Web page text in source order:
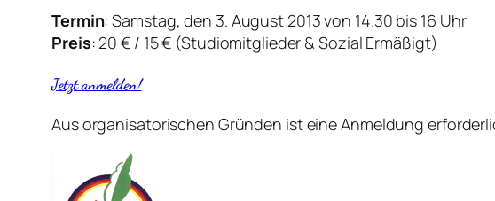
Termin: Samstag, den 3. August 2013 von 14.30 bis 16 Uhr
Preis: 20 € / 15 € (Studiomitglieder & Sozial Ermäßigt)
Jetzt anmelden!
Aus organisatorischen Gründen ist eine Anmeldung